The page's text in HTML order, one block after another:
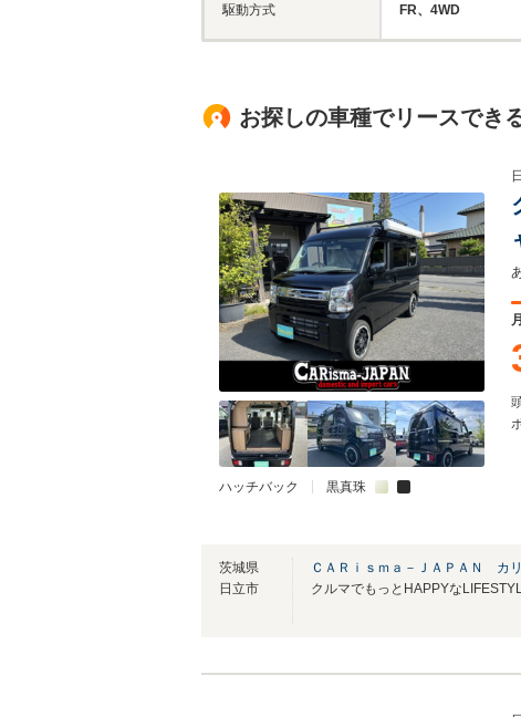
駆動方式 FR、4WD
お探しの車種でリースでき
ハッチバック 黒真珠
茨城県
日立市
ＣＡＲｉｓｍａ－ＪＡＰＡＮ カ